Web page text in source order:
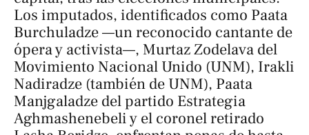
Los imputados, identificados como Paata
Burchuladze —un reconocido cantante de
ópera y activista—, Murtaz Zodelava del
Movimiento Nacional Unido (UNM), Irakli
Nadiradze (también de UNM), Paata
Manjgaladze del partido Estrategia
Aghmashenebeli y el coronel retirado